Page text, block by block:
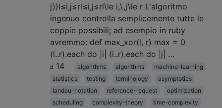
j)}l≤i,j≤rl≤i,j≤rl\le i,\,j\le r L'algoritmo
ingenuo controlla semplicemente tutte le
coppie possibili; ad esempio in ruby ​​
avremmo: def max_xor(l, r) max = 0
(l..r).each do |i| (i..r).each do |j| …
14
algorithms algorithms
machine-learning
statistics
testing terminology
asymptotics
landau-notation
reference-request
optimization
scheduling
complexity-theory
time-complexity